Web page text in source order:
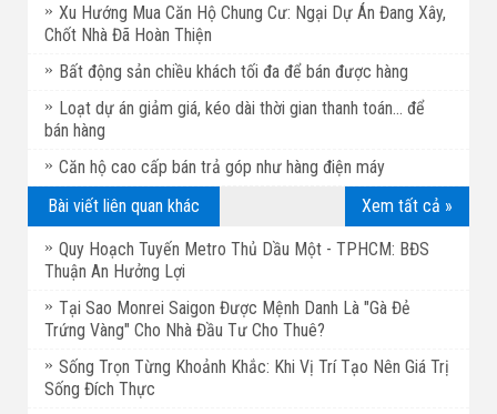
Xu Hướng Mua Căn Hộ Chung Cư: Ngại Dự Án Đang Xây,
Chốt Nhà Đã Hoàn Thiện
Bất động sản chiều khách tối đa để bán được hàng
Loạt dự án giảm giá, kéo dài thời gian thanh toán... để
bán hàng
Căn hộ cao cấp bán trả góp như hàng điện máy
Xem tất cả »
Bài viết liên quan khác
Quy Hoạch Tuyến Metro Thủ Dầu Một - TPHCM: BĐS
Thuận An Hưởng Lợi
Tại Sao Monrei Saigon Được Mệnh Danh Là "Gà Đẻ
Trứng Vàng" Cho Nhà Đầu Tư Cho Thuê?
Sống Trọn Từng Khoảnh Khắc: Khi Vị Trí Tạo Nên Giá Trị
Sống Đích Thực